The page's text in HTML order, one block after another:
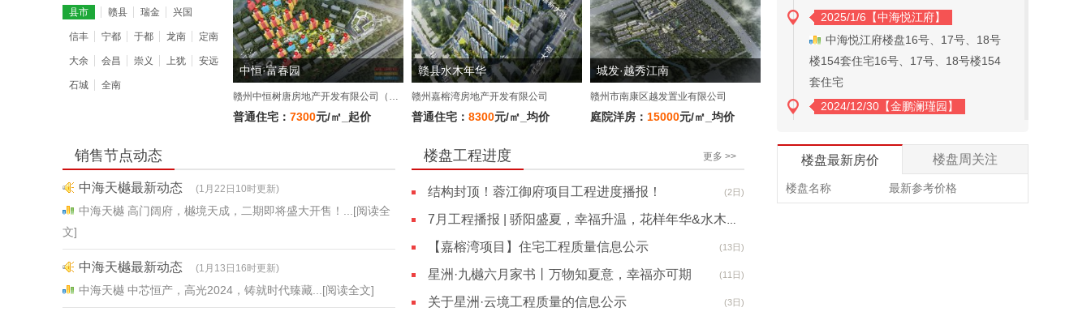
县市 赣县 瑞金 兴国
信丰 宁都 于都 龙南 定南
大余 会昌 崇义 上犹 安远
石城 全南
中恒·富春园
赣州中恒树唐房地产开发有限公司（建控集团子公司）
普通住宅： 7300元/㎡_起价
赣县水木年华
赣州嘉榕湾房地产开发有限公司
普通住宅： 8300元/㎡_均价
城发·越秀江南
赣州市南康区越发置业有限公司
庭院洋房： 15000元/㎡_均价
2025/1/6【中海悦江府】
中海悦江府楼盘16号、17号、18号
楼154套住宅16号、17号、18号楼154
套住宅
2024/12/30【金鹏澜瑾园】
套、店面16间、杂间2间）18#、20#楼
2024/12/25【中海天樾】
中海天樾楼盘524套（其中住宅496
销售节点动态
中海天樾最新动态 (1月13日16时更新)
中海天樾 中芯恒产，高光2024，铸就时代臻藏...[阅读全文]
中海天樾最新动态 (1月13日15时更新)
红盘解码 赣州2024双冠王是怎样炼成的...[阅读全文]
城发·越秀江南最新动态 (12月28日17时更新)
楼盘工程进度 更多 >>
结构封顶！蓉江御府项目工程进度播报！ (2日)
7月工程播报 | 骄阳盛夏，幸福升温，花样年华&水木年华北区最新工程进度
(29日)
【嘉榕湾项目】住宅工程质量信息公示 (13日)
星洲·九樾六月家书丨万物知夏意，幸福亦可期 (11日)
关于星洲·云境工程质量的信息公示 (3日)
楼盘最新房价 楼盘周关注
楼盘名称 最新参考价格